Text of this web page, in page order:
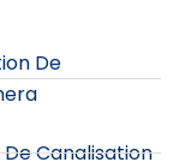
De
Canalisation